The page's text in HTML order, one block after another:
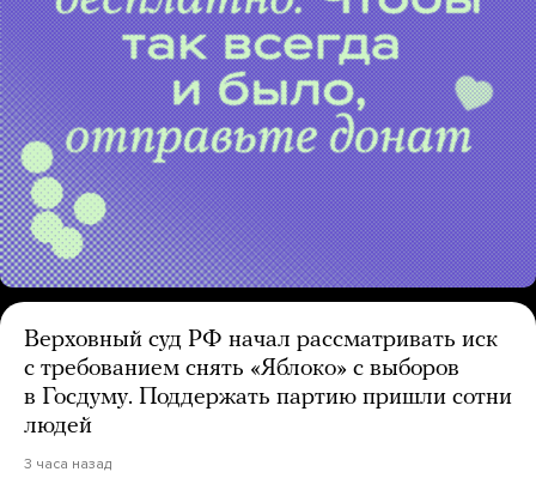
Верховный суд РФ начал рассматривать иск
с требованием снять «Яблоко» с выборов
в Госдуму. Поддержать партию пришли сотни
людей
3 часа назад